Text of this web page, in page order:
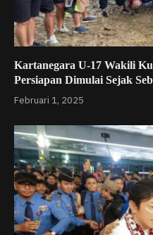
Kartanegara U-17 Wakili
Persiapan Dimulai Sejak
Februari 1, 2025